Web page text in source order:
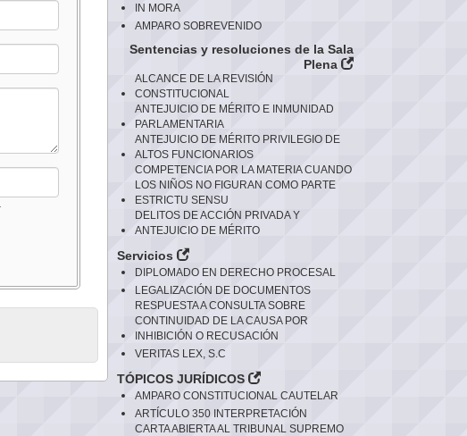
IN MORA
AMPARO SOBREVENIDO
Sentencias y resoluciones de la Sala
Plena
ALCANCE DE LA REVISIÓN
CONSTITUCIONAL
ANTEJUICIO DE MÉRITO E INMUNIDAD
PARLAMENTARIA
ANTEJUICIO DE MÉRITO PRIVILEGIO DE
ALTOS FUNCIONARIOS
COMPETENCIA POR LA MATERIA CUANDO
LOS NIÑOS NO FIGURAN COMO PARTE
ESTRICTU SENSU
DELITOS DE ACCIÓN PRIVADA Y
ANTEJUICIO DE MÉRITO
Servicios
DIPLOMADO EN DERECHO PROCESAL
LEGALIZACIÓN DE DOCUMENTOS
RESPUESTA A CONSULTA SOBRE
CONTINUIDAD DE LA CAUSA POR
INHIBICIÓN O RECUSACIÓN
VERITAS LEX, S.C
TÓPICOS JURÍDICOS
AMPARO CONSTITUCIONAL CAUTELAR
ARTÍCULO 350 INTERPRETACIÓN
CARTA ABIERTA AL TRIBUNAL SUPREMO